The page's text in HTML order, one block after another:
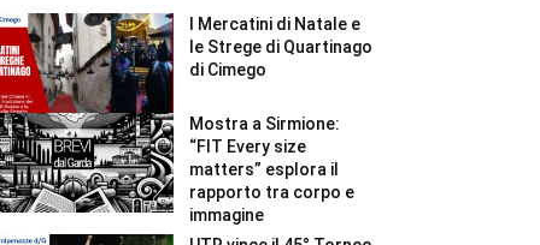
I Mercatini di Natale e
le Strege di Quartinago
di Cimego
Mostra a Sirmione:
“FIT Every size
matters” esplora il
rapporto tra corpo e
immagine